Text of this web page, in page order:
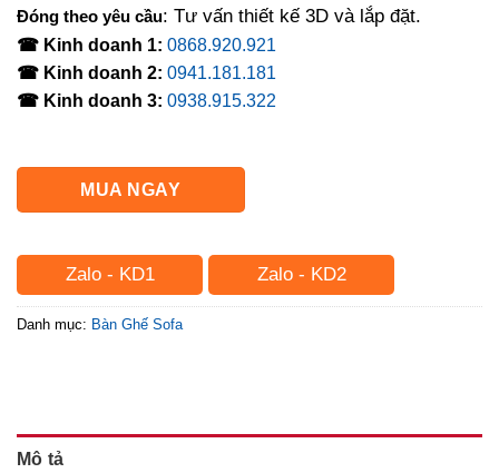
Đóng theo yêu cầu: Tư vấn thiết kế 3D và lắp đặt.
☎ Kinh doanh 1: 0868.920.921
☎ Kinh doanh 2: 0941.181.181
☎ Kinh doanh 3: 0938.915.322
MUA NGAY
Zalo - KD1 Zalo - KD2
Danh mục: Bàn Ghế Sofa
Mô tả